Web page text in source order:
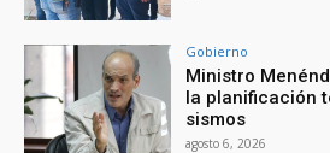
Gobierno
Ministro
la planificación
sismos
agosto 6, 2026